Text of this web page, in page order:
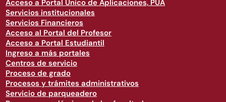
Acceso a Portal Único de Aplicaciones, PUA
Servicios institucionales
Servicios Financieros
Acceso al Portal del Profesor
Acceso a Portal Estudiantil
Ingreso a más portales
Centros de servicio
Proceso de grado
Procesos y trámites administrativos
Servicio de parqueadero